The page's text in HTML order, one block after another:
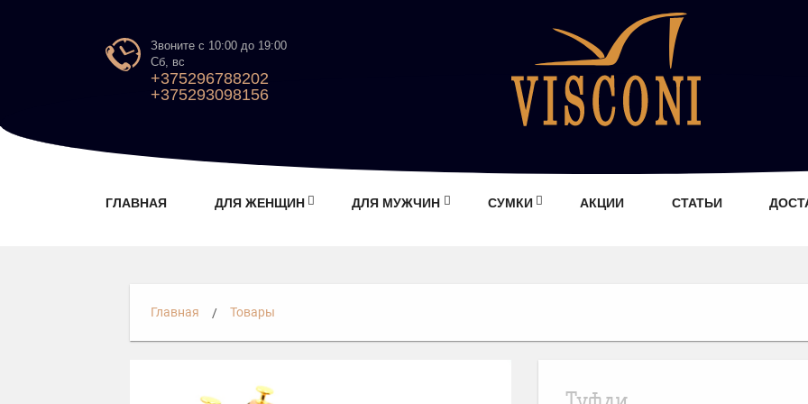
Звоните с 10:00 до 19:00
Сб, вс
+375296788202
+375293098156
ГЛАВНАЯ ДЛЯ ЖЕНЩИН ДЛЯ МУЖЧИН СУМКИ АКЦИИ СТАТЬИ
Главная Товары